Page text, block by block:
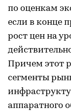
по оценкам
если в конце
рост цен на
Причем этот
сегменты
аппаратного